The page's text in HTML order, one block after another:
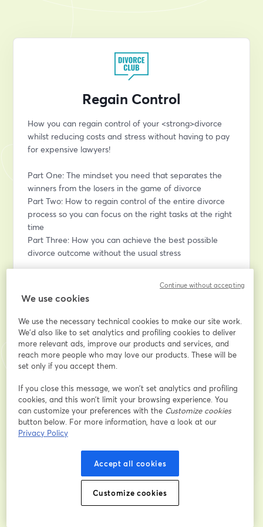
Regain Control
How you can regain control of your <strong>divorce
whilst reducing costs and stress without having to pay
for expensive lawyers!
Part One: The mindset you need that separates the
winners from the losers in the game of divorce
Part Two: How to regain control of the entire divorce
process so you can focus on the right tasks at the right
time
Part Three: How you can achieve the best possible
divorce outcome without the usual stress
ชื่อ*
นามสกุล*
ลงทะเบียน
การลงทะเบียนเป็นการรับทราบและยอมรับ เงื่อนไขการให้บริการ
เปิดในแท็บใหม่
We use cookies
We use the necessary technical cookies to make our site work.
We'd also like to set analytics and profiling cookies to deliver
more relevant ads, improve our products and services, and
reach more people who may love our products. These will be
set only if you accept them.
If you close this message, we won’t set analytics and profiling
cookies, and this won’t limit your browsing experience. You
can customize your preferences with the Customize cookies
button below. For more information, have a look at our
Privacy Policy
Accept all cookies
Customize cookies
Continue without accepting